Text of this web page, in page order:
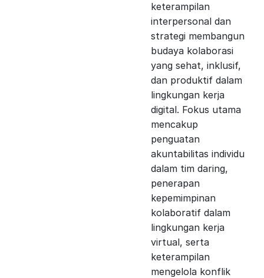
keterampilan
interpersonal dan
strategi membangun
budaya kolaborasi
yang sehat, inklusif,
dan produktif dalam
lingkungan kerja
digital. Fokus utama
mencakup
penguatan
akuntabilitas individu
dalam tim daring,
penerapan
kepemimpinan
kolaboratif dalam
lingkungan kerja
virtual, serta
keterampilan
mengelola konflik